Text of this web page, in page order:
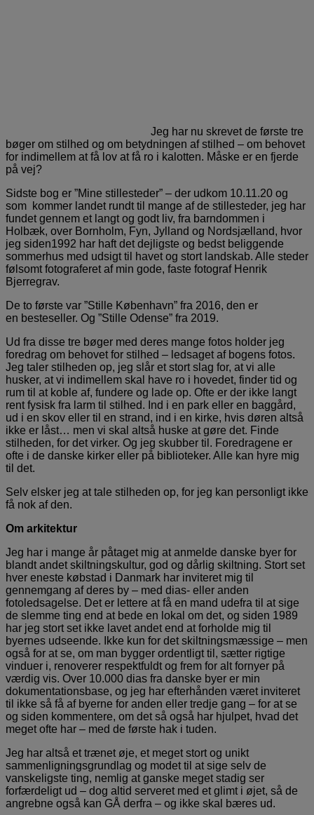
Jeg har nu skrevet de første tre
bøger om stilhed og om betydningen af stilhed – om behovet
for indimellem at få lov at få ro i kalotten. Måske er en fjerde
på vej?
Sidste bog er ”Mine stillesteder” – der udkom 10.11.20 og
som kommer landet rundt til mange af de stillesteder, jeg har
fundet gennem et langt og godt liv, fra barndommen i
Holbæk, over Bornholm, Fyn, Jylland og Nordsjælland, hvor
jeg siden1992 har haft det dejligste og bedst beliggende
sommerhus med udsigt til havet og stort landskab. Alle steder
følsomt fotograferet af min gode, faste fotograf Henrik
Bjerregrav.
De to første var ”Stille København” fra 2016, den er
en besteseller. Og ”Stille Odense” fra 2019.
Ud fra disse tre bøger med deres mange fotos holder jeg
foredrag om behovet for stilhed – ledsaget af bogens fotos.
Jeg taler stilheden op, jeg slår et stort slag for, at vi alle
husker, at vi indimellem skal have ro i hovedet, finder tid og
rum til at koble af, fundere og lade op. Ofte er der ikke langt
rent fysisk fra larm til stilhed. Ind i en park eller en baggård,
ud i en skov eller til en strand, ind i en kirke, hvis døren altså
ikke er låst… men vi skal altså huske at gøre det. Finde
stilheden, for det virker. Og jeg skubber til. Foredragene er
ofte i de danske kirker eller på biblioteker. Alle kan hyre mig
til det.
Selv elsker jeg at tale stilheden op, for jeg kan personligt ikke
få nok af den.
Om arkitektur
Jeg har i mange år påtaget mig at anmelde danske byer for
blandt andet skiltningskultur, god og dårlig skiltning. Stort set
hver eneste købstad i Danmark har inviteret mig til
gennemgang af deres by – med dias- eller anden
fotoledsagelse. Det er lettere at få en mand udefra til at sige
de slemme ting end at bede en lokal om det, og siden 1989
har jeg stort set ikke lavet andet end at forholde mig til
byernes udseende. Ikke kun for det skiltningsmæssige – men
også for at se, om man bygger ordentligt til, sætter rigtige
vinduer i, renoverer respektfuldt og frem for alt fornyer på
værdig vis. Over 10.000 dias fra danske byer er min
dokumentationsbase, og jeg har efterhånden været inviteret
til ikke så få af byerne for anden eller tredje gang – for at se
og siden kommentere, om det så også har hjulpet, hvad det
meget ofte har – med de første hak i tuden.
Jeg har altså et trænet øje, et meget stort og unikt
sammenligningsgrundlag og modet til at sige selv de
vanskeligste ting, nemlig at ganske meget stadig ser
forfærdeligt ud – dog altid serveret med et glimt i øjet, så de
angrebne også kan GÅ derfra – og ikke skal bæres ud.